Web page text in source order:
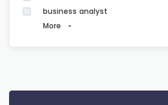
business analyst
More